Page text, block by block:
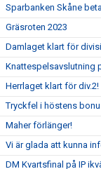
Sparbanken Skåne
Gräsroten 2023
Damlaget klart för
Knattespelsavslutning
Herrlaget klart för div.2!
Tryckfel i höstens
Maher förlänger!
Vi är glada att kunna
DM Kvartsfinal på IP